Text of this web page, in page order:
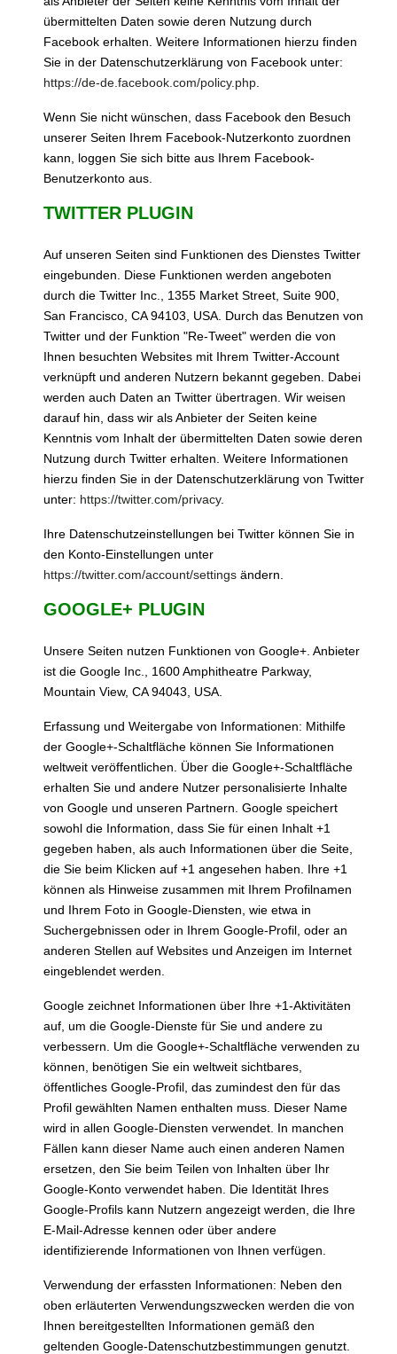
übermittelten Daten sowie deren Nutzung durch
Facebook erhalten. Weitere Informationen hierzu finden
Sie in der Datenschutzerklärung von Facebook unter:
https://de-de.facebook.com/policy.php
Wenn Sie nicht wünschen, dass Facebook den Besuch
unserer Seiten Ihrem Facebook-Nutzerkonto zuordnen
kann, loggen Sie sich bitte aus Ihrem Facebook-
Benutzerkonto aus.
TWITTER PLUGIN
Auf unseren Seiten sind Funktionen des Dienstes Twitter
eingebunden. Diese Funktionen werden angeboten
durch die Twitter Inc., 1355 Market Street, Suite 900,
San Francisco, CA 94103, USA. Durch das Benutzen von
Twitter und der Funktion "Re-Tweet" werden die von
Ihnen besuchten Websites mit Ihrem Twitter-Account
verknüpft und anderen Nutzern bekannt gegeben. Dabei
werden auch Daten an Twitter übertragen. Wir weisen
darauf hin, dass wir als Anbieter der Seiten keine
Kenntnis vom Inhalt der übermittelten Daten sowie deren
Nutzung durch Twitter erhalten. Weitere Informationen
hierzu finden Sie in der Datenschutzerklärung von Twitter
unter: https://twitter.com/privacy.
Ihre Datenschutzeinstellungen bei Twitter können Sie in
den Konto-Einstellungen unter
https://twitter.com/account/settings ändern.
GOOGLE+ PLUGIN
Unsere Seiten nutzen Funktionen von Google+. Anbieter
ist die Google Inc., 1600 Amphitheatre Parkway,
Mountain View, CA 94043, USA.
Erfassung und Weitergabe von Informationen: Mithilfe
der Google+-Schaltfläche können Sie Informationen
weltweit veröffentlichen. Über die Google+-Schaltfläche
erhalten Sie und andere Nutzer personalisierte Inhalte
von Google und unseren Partnern. Google speichert
sowohl die Information, dass Sie für einen Inhalt +1
gegeben haben, als auch Informationen über die Seite,
die Sie beim Klicken auf +1 angesehen haben. Ihre +1
können als Hinweise zusammen mit Ihrem Profilnamen
und Ihrem Foto in Google-Diensten, wie etwa in
Suchergebnissen oder in Ihrem Google-Profil, oder an
anderen Stellen auf Websites und Anzeigen im Internet
eingeblendet werden.
Google zeichnet Informationen über Ihre +1-Aktivitäten
auf, um die Google-Dienste für Sie und andere zu
verbessern. Um die Google+-Schaltfläche verwenden zu
können, benötigen Sie ein weltweit sichtbares,
öffentliches Google-Profil, das zumindest den für das
Profil gewählten Namen enthalten muss. Dieser Name
wird in allen Google-Diensten verwendet. In manchen
Fällen kann dieser Name auch einen anderen Namen
ersetzen, den Sie beim Teilen von Inhalten über Ihr
Google-Konto verwendet haben. Die Identität Ihres
Google-Profils kann Nutzern angezeigt werden, die Ihre
E-Mail-Adresse kennen oder über andere
identifizierende Informationen von Ihnen verfügen.
Verwendung der erfassten Informationen: Neben den
oben erläuterten Verwendungszwecken werden die von
Ihnen bereitgestellten Informationen gemäß den
geltenden Google-Datenschutzbestimmungen genutzt.